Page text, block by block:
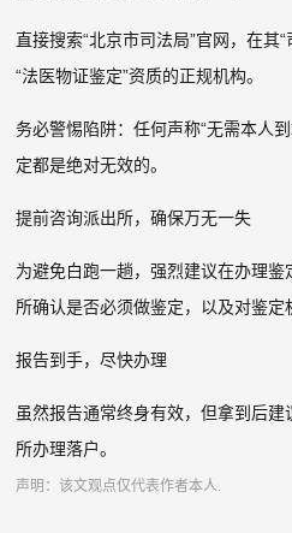
直接搜索“北京市司法局”官网，在其
“法医物证鉴定”资质的正规机构。
务必警惕陷阱：任何声称“无需本人
定都是绝对无效的。
提前咨询派出所，确保万无一失
为避免白跑一趟，强烈建议在办理
所确认是否必须做鉴定，以及对鉴定
报告到手，尽快办理
虽然报告通常终身有效，但拿到后
所办理落户。
声明：该文观点仅代表作者本人.